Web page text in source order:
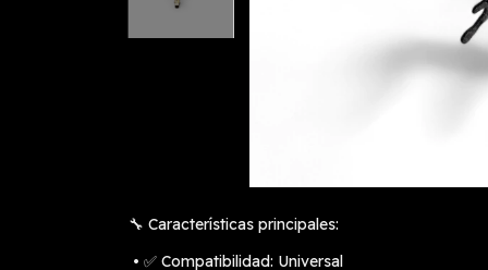
🔧 Características principales:
• ✅ Compatibilidad: Universal